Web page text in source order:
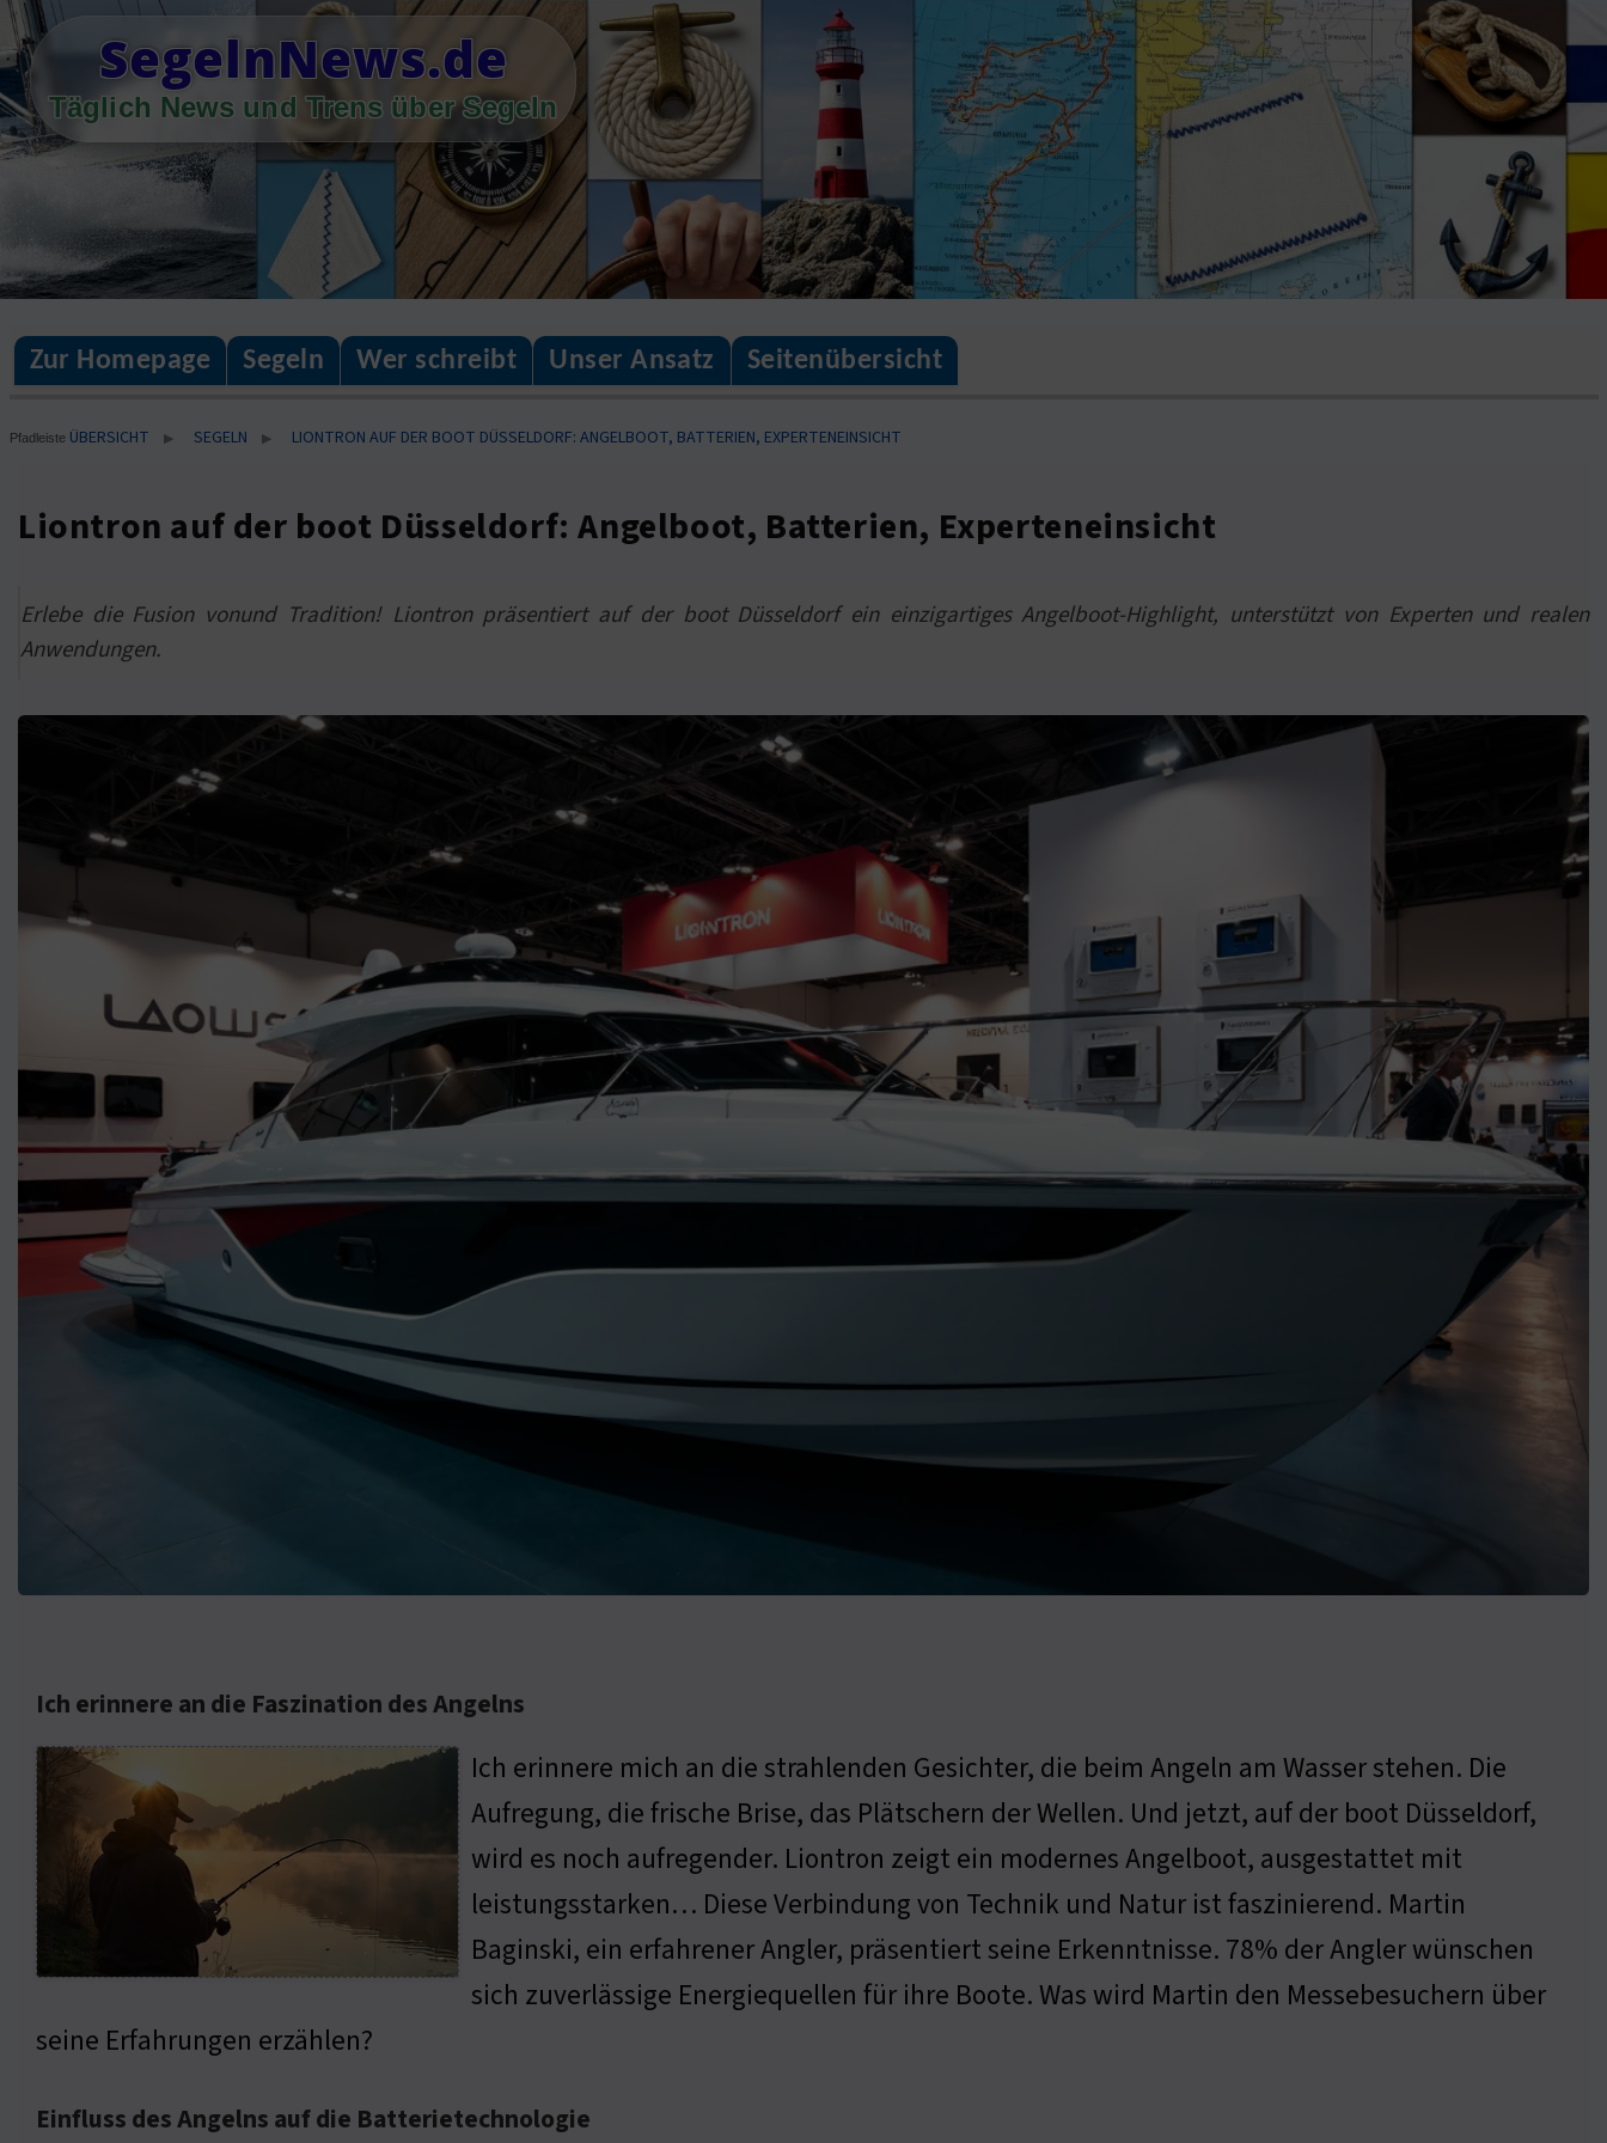
Skip
to
content
SegelnNews.de
Täglich News und Trens über Segeln
Zur Homepage Segeln Wer schreibt Unser Ansatz Seitenübersicht
Pfadleiste ÜBERSICHT ▶ SEGELN ▶ LIONTRON AUF DER BOOT DÜSSELDORF: ANGELBOOT, BATTERIEN, EXPERTENEINSICHT
Liontron auf der boot Düsseldorf: Angelboot, Batterien, Experteneinsicht
Erlebe die Fusion vonund Tradition! Liontron präsentiert auf der boot Düsseldorf ein einzigartiges Angelboot-Highlight, unterstützt von Experten und realen
Anwendungen.
Ich erinnere an die Faszination des Angelns
Ich erinnere mich an die strahlenden Gesichter, die beim Angeln am Wasser stehen. Die
Aufregung, die frische Brise, das Plätschern der Wellen. Und jetzt, auf der boot Düsseldorf,
wird es noch aufregender. Liontron zeigt ein modernes Angelboot, ausgestattet mit
leistungsstarken… Diese Verbindung von Technik und Natur ist faszinierend. Martin
Baginski, ein erfahrener Angler, präsentiert seine Erkenntnisse. 78% der Angler wünschen
sich zuverlässige Energiequellen für ihre Boote. Was wird Martin den Messebesuchern über
seine Erfahrungen erzählen?
Einfluss des Angelns auf die Batterietechnologie